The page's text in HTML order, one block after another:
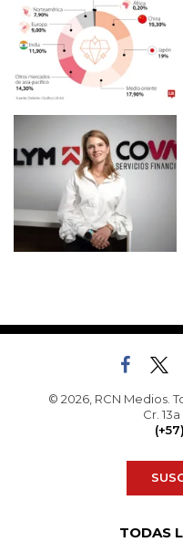
© 2026, RCN Medios.
Cr.
TODAS